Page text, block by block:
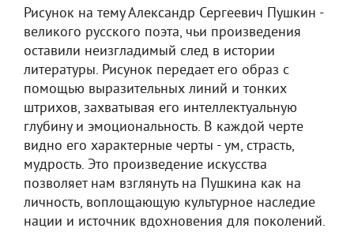
Рисунок на тему Александр Сергеевич Пушкин -
великого русского поэта, чьи произведения
оставили неизгладимый след в истории
литературы. Рисунок передает его образ с
помощью выразительных линий и тонких
штрихов, захватывая его интеллектуальную
глубину и эмоциональность. В каждой черте
видно его характерные черты - ум, страсть,
мудрость. Это произведение искусства
позволяет нам взглянуть на Пушкина как на
личность, воплощающую культурное наследие
нации и источник вдохновения для поколений.